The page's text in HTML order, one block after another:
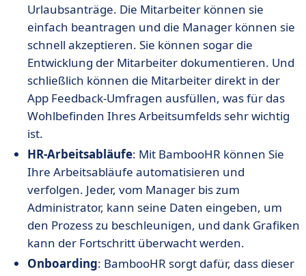
Urlaubsanträge. Die Mitarbeiter können sie
einfach beantragen und die Manager können sie
schnell akzeptieren. Sie können sogar die
Entwicklung der Mitarbeiter dokumentieren. Und
schließlich können die Mitarbeiter direkt in der
App Feedback-Umfragen ausfüllen, was für das
Wohlbefinden Ihres Arbeitsumfelds sehr wichtig
ist.
HR-Arbeitsabläufe: Mit BambooHR können Sie
Ihre Arbeitsabläufe automatisieren und
verfolgen. Jeder, vom Manager bis zum
Administrator, kann seine Daten eingeben, um
den Prozess zu beschleunigen, und dank Grafiken
kann der Fortschritt überwacht werden.
Onboarding: BambooHR sorgt dafür, dass dieser